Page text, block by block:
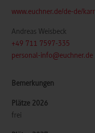
www.euchner.de/de-de/
Andreas Weisbeck
+49 711 7597-335
personal-info@euchner.de
frei